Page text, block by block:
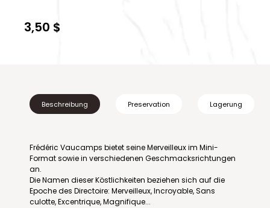
3,50 $
Beschreibung Preservation Lagerung
Frédéric Vaucamps bietet seine Merveilleux im Mini-
Format sowie in verschiedenen Geschmacksrichtungen
an.
Die Namen dieser Köstlichkeiten beziehen sich auf die
Epoche des Directoire: Merveilleux, Incroyable, Sans
culotte, Excentrique, Magnifique...